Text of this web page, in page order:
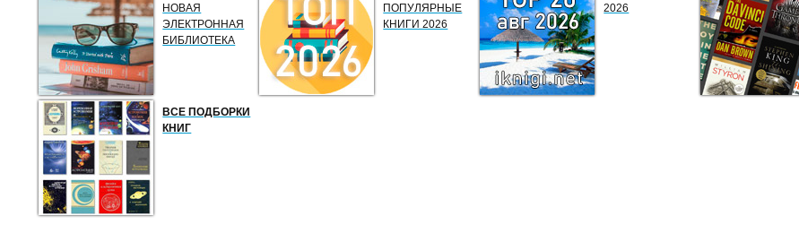
НОВАЯ
ЭЛЕКТРОННАЯ
БИБЛИОТЕКА
ПОПУЛЯРНЫЕ
КНИГИ 2026
2026
ВСЕ ПОДБОРКИ
КНИГ